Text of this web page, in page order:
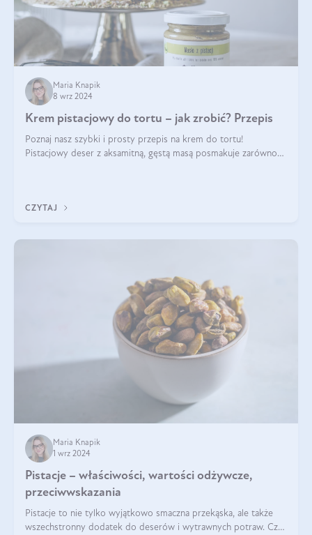
Maria Knapik
8 wrz 2024
Krem pistacjowy do tortu – jak zrobić? Przepis
Poznaj nasz szybki i prosty przepis na krem do tortu!
Pistacjowy deser z aksamitną, gęstą masą posmakuje zarówno
CZYTAJ
Maria Knapik
1 wrz 2024
Pistacje – właściwości, wartości odżywcze,
przeciwwskazania
Pistacje to nie tylko wyjątkowo smaczna przekąska, ale także
wszechstronny dodatek do deserów i wytrawnych potraw. Czy